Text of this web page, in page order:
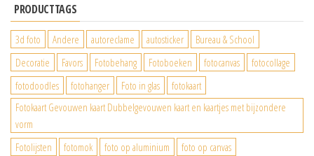
PRODUCTTAGS
3d foto Andere autoreclame autosticker
Bureau & School
Decoratie
Favors Fotobehang Fotoboeken fotocanvas
fotocollage
fotodoodles
fotohanger Foto in glas
fotokaart
Fotokaart Gevouwen kaart Dubbelgevouwen kaart en kaartjes met bijzondere
vorm
Fotolijsten
fotomok foto op aluminium
foto op canvas